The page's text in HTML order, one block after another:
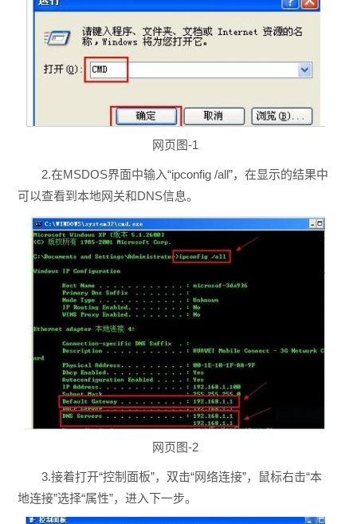
网页图-1
2.在MSDOS界面中输入“ipconfig /all”，在显示的结果中
可以查看到本地网关和DNS信息。
网页图-2
3.接着打开“控制面板”，双击“网络连接”，鼠标右击“本
地连接”选择“属性”，进入下一步。